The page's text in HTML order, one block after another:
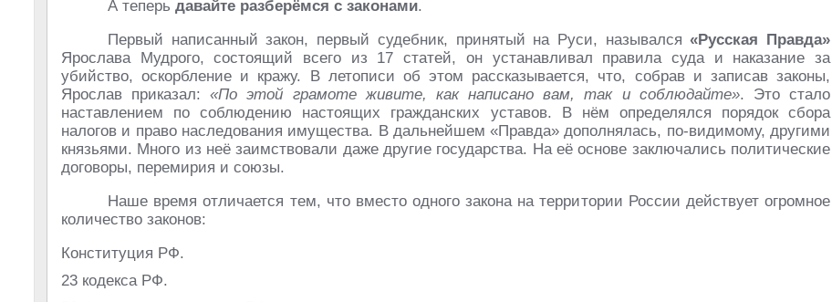
А теперь давайте разберёмся с законами.
Первый написанный закон, первый судебник, принятый на Руси, назывался«Русская Правда»
Ярослава Мудрого, состоящий всего из 17 статей, он устанавливал правила суда и наказание за
убийство, оскорбление и кражу. В летописи об этом рассказывается, что, собрав и записав законы,
Ярослав приказал:«По этой грамоте живите, как написано вам, так и соблюдайте». Это стало
наставлением по соблюдению настоящих гражданских уставов. В нём определялся порядок сбора
налогов и право наследования имущества. В дальнейшем «Правда» дополнялась, по-видимому, другими
князьями. Много из неё заимствовали даже другие государства. На её основе заключались политические
договоры, перемирия и союзы.
Наше время отличается тем, что вместо одного закона на территории России действует огромное
количество законов:
Конституция РФ.
23 кодекса РФ.